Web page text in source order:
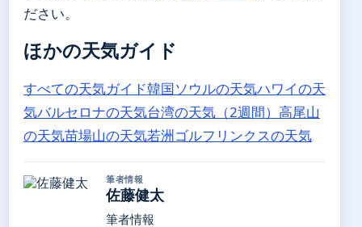
ださい。
ほかの天気ガイド
すべての天気ガイド韓国ソウルの天気ハワイの天
気バルセロナの天気台湾の天気（2週間） 高尾山
の天気苗場山の天気若洲ゴルフリンクスの天気
筆者情報
佐藤健太
筆者情報